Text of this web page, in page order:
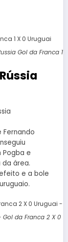
Gol da Franca 1
Fernando
e
da área.
e a bole
da Franca 2 X 0